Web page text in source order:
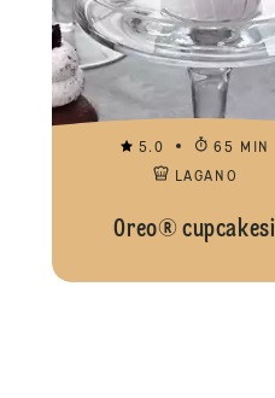
5.0
65 MIN
LAGANO
Oreo® cupcakesi